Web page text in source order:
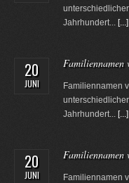
Jahrhundert... [...]
20
JUNI
Familiennamen
Familiennamen
Jahrhundert... [...]
20
JUNI
Familiennamen
Familiennamen